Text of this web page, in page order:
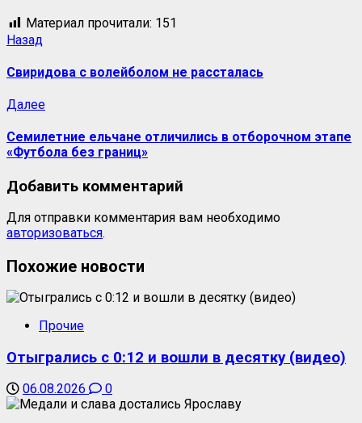
Материал прочитали: 151
Назад
Свиридова с волейболом не рассталась
Далее
Семилетние ельчане отличились в отборочном этапе
«Футбола без границ»
Добавить комментарий
Для отправки комментария вам необходимо
авторизоваться.
Похожие новости
Прочие
Отыгрались с 0:12 и вошли в десятку (видео)
06.08.2026 0